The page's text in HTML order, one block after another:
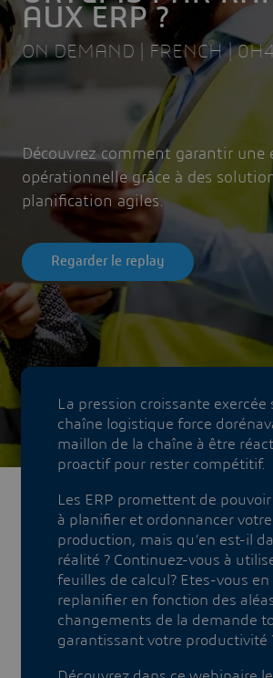
AUX ERP ?
ON DEMAND | FRENCH |
Découvrez comment garantir une
opérationnelle grâce à des
planification agiles.
Regarder le replay
La pression croissante exercée
chaîne logistique force
maillon de la chaîne à être
proactif pour rester compétitif.
Les ERP promettent de
à planifier et ordonnancer votre
production, mais qu’en est-il
réalité ? Continuez-vous à
feuilles de calcul? Etes-vous
replanifier en fonction des
changements de la demande
garantissant votre productivité